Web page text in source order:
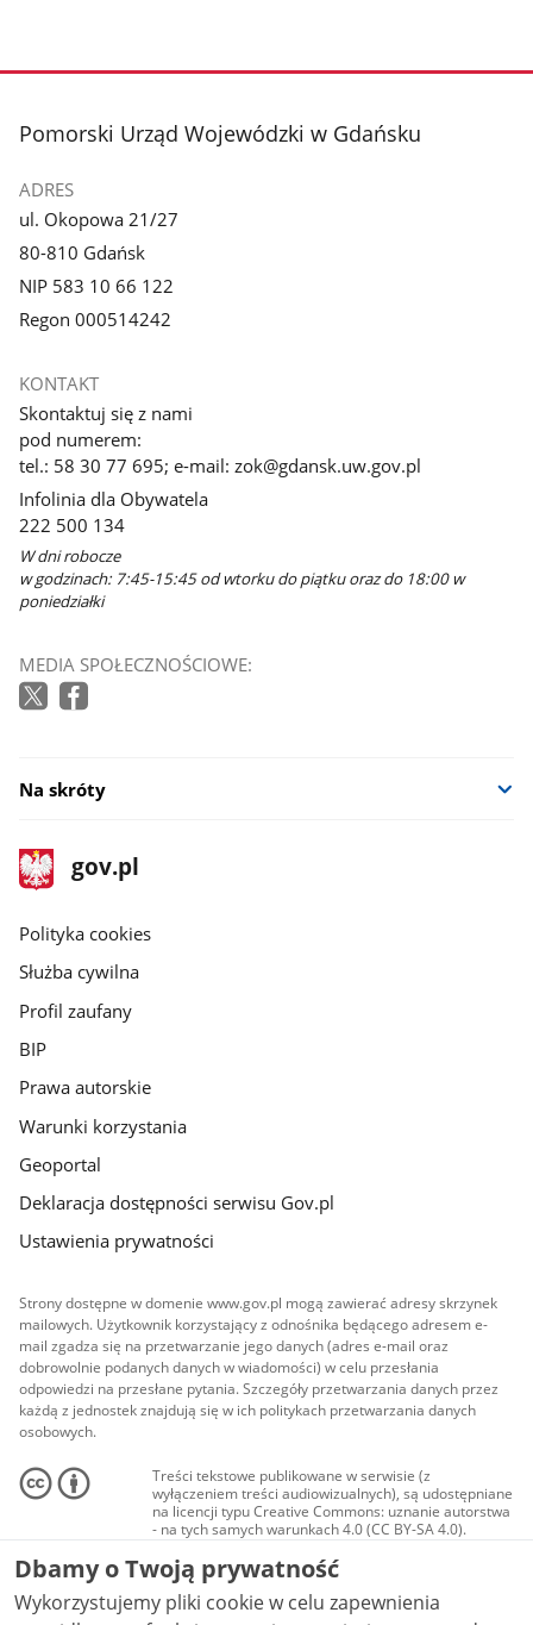
stopka
Pomorski Urząd Wojewódzki w Gdańsku
ADRES
ul. Okopowa 21/27
80-810 Gdańsk
NIP 583 10 66 122
Regon 000514242
KONTAKT
Skontaktuj się z nami
pod numerem:
tel.: 58 30 77 695; e-mail: zok@gdansk.uw.gov.pl
Infolinia dla Obywatela
222 500 134
W dni robocze
w godzinach: 7:45-15:45 od wtorku do piątku oraz do 18:00 w
poniedziałki
MEDIA SPOŁECZNOŚCIOWE:
Na skróty
stopka
gov.pl
Strona
gov.pl
gov.pl
Polityka cookies
Służba cywilna
Profil zaufany
BIP
Prawa autorskie
Warunki korzystania
Geoportal
Deklaracja dostępności serwisu Gov.pl
Ustawienia prywatności
Strony dostępne w domenie www.gov.pl mogą zawierać adresy skrzynek
mailowych. Użytkownik korzystający z odnośnika będącego adresem e-
mail zgadza się na przetwarzanie jego danych (adres e-mail oraz
dobrowolnie podanych danych w wiadomości) w celu przesłania
odpowiedzi na przesłane pytania. Szczegóły przetwarzania danych przez
każdą z jednostek znajdują się w ich politykach przetwarzania danych
osobowych.
Treści tekstowe publikowane w serwisie (z
wyłączeniem treści audiowizualnych), są udostępniane
na licencji typu Creative Commons: uznanie autorstwa
- na tych samych warunkach 4.0 (CC BY-SA 4.0).
Materiały audiowizualne, w tym zdjęcia, materiały
audio i wideo, są udostępniane na licencji typu
Creative Commons: uznanie autorstwa użycie
niekomercyjne - bez utworów zależnych 4.0 (CC BY-
NC-ND 4.0), o ile nie jest to stwierdzone inaczej.
Dbamy o Twoją prywatność
Wykorzystujemy pliki cookie w celu zapewnienia